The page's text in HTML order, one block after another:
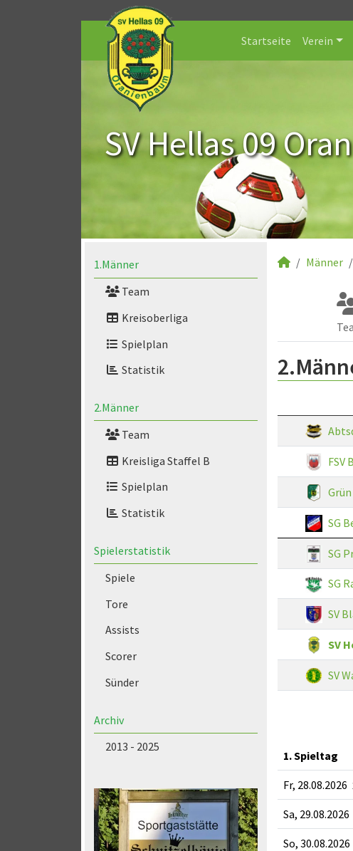
Startseite Verein
SV Hellas 09
1.Männer
Team
Kreisoberliga
Spielplan
Statistik
2.Männer
Team
Kreisliga Staffel B
Spielplan
Statistik
Spielerstatistik
Spiele
Tore
Assists
Scorer
Sünder
Archiv
2013 - 2025
Männer
FSV
SG
SG
SG
SV
SV
SV
1. Spieltag
Fr, 28.08.2026
Sa, 29.08.2026
So, 30.08.2026